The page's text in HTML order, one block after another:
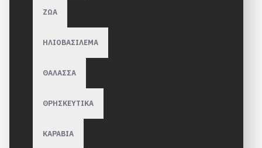
ΖΩΑ
ΗΛΙΟΒΑΣΙΛΕΜΑ
ΘΑΛΑΣΣΑ
ΘΡΗΣΚΕΥΤΙΚΑ
ΚΑΡΑΒΙΑ